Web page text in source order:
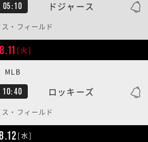
05:10 ドジャース
ス・フィールド
[火]
10:40 ロッキーズ
MLB
ス・フィールド
[水]